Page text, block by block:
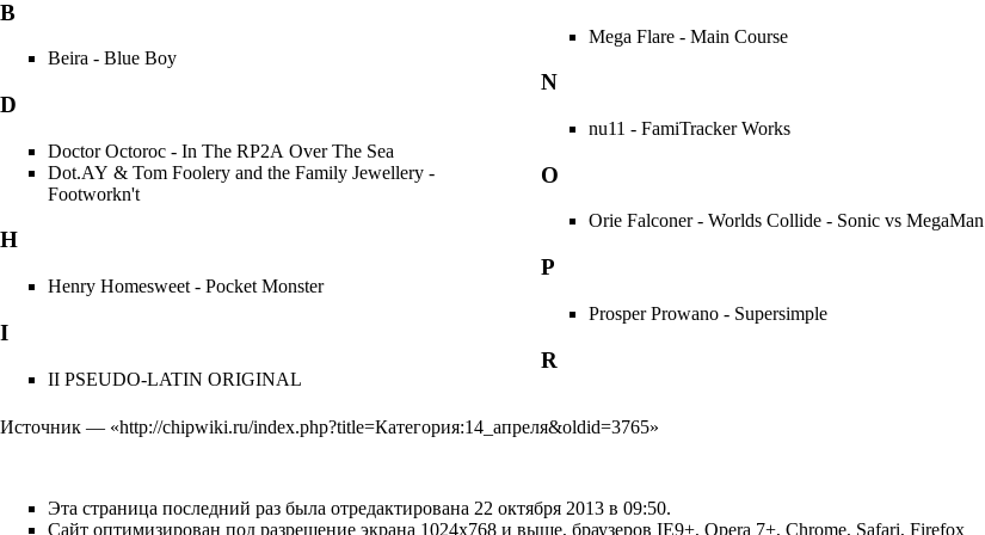
B
Beira - Blue Boy
D
Doctor Octoroc - In The RP2A Over The Sea
Dot.AY & Tom Foolery and the Family Jewellery -
Footworkn't
H
Henry Homesweet - Pocket Monster
I
II PSEUDO-LATIN ORIGINAL
Mega Flare - Main Course
N
nu11 - FamiTracker Works
O
Orie Falconer - Worlds Collide - Sonic vs MegaMan
P
Prosper Prowano - Supersimple
R
Источник — «http://chipwiki.ru/index.php?title=Категория:14_апреля&oldid=3765»
Эта страница последний раз была отредактирована 22 октября 2013 в 09:50.
Сайт оптимизирован под разрешение экрана 1024x768 и выше, браузеров IE9+, Opera 7+, Chrome, Safari, Firefox